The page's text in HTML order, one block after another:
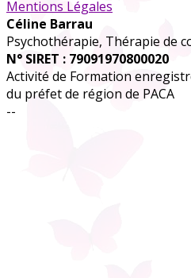
Mentions Légales
Céline Barrau
Psychothérapie, Thérapie de
N° SIRET : 79091970800020
Activité de Formation
du préfet de région de PACA
--